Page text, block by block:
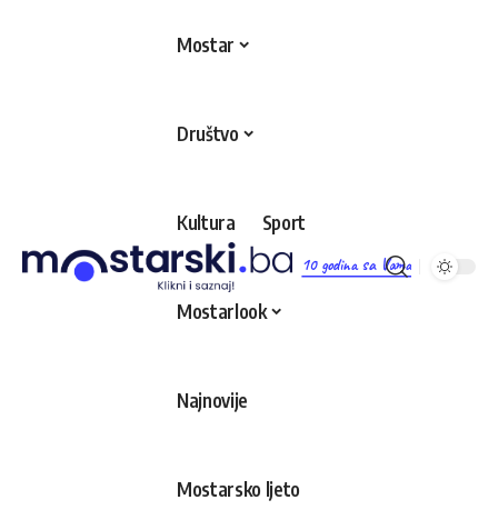
10 godina sa Vama
Mostar
Društvo
Kultura Sport
Mostarlook
Najnovije
Mostarsko ljeto